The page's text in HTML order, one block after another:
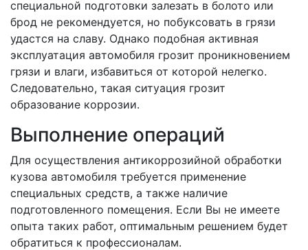
специальной подготовки залезать в болото или
брод не рекомендуется, но побуксовать в грязи
удастся на славу. Однако подобная активная
эксплуатация автомобиля грозит проникновением
грязи и влаги, избавиться от которой нелегко.
Следовательно, такая ситуация грозит
образование коррозии.
Выполнение операций
Для осуществления антикоррозийной обработки
кузова автомобиля требуется применение
специальных средств, а также наличие
подготовленного помещения. Если Вы не имеете
опыта таких работ, оптимальным решением будет
обратиться к профессионалам.